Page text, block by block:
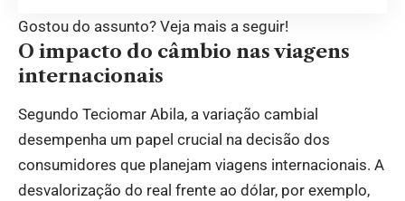
Gostou do assunto? Veja mais a seguir!
O impacto do câmbio nas viagens
internacionais
Segundo Teciomar Abila, a variação cambial
desempenha um papel crucial na decisão dos
consumidores que planejam viagens internacionais. A
desvalorização do real frente ao dólar, por exemplo,